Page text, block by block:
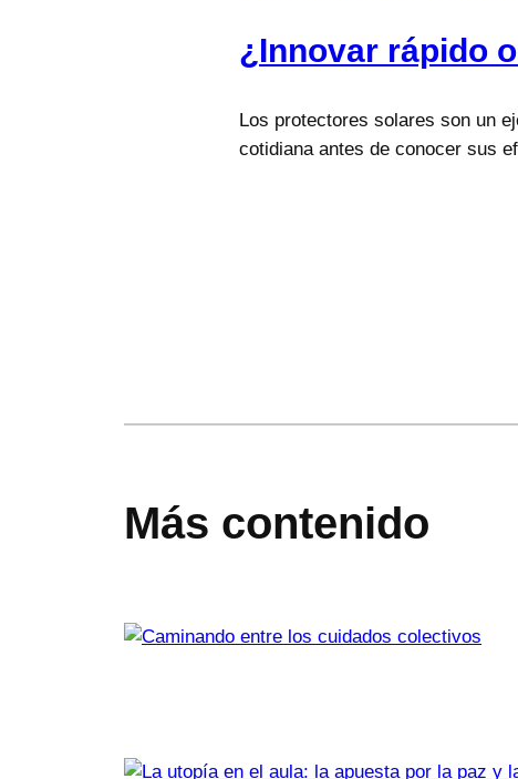
¿Innovar rápido
Los protectores solares son un
cotidiana antes de conocer sus
Más contenido